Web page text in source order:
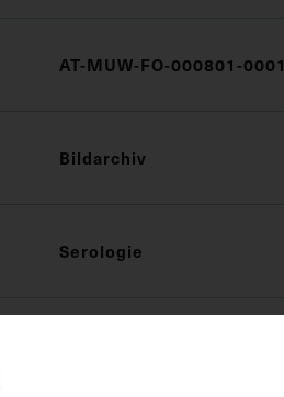
AT-MUW-FO-000801-0001
Bildarchiv
Serologie